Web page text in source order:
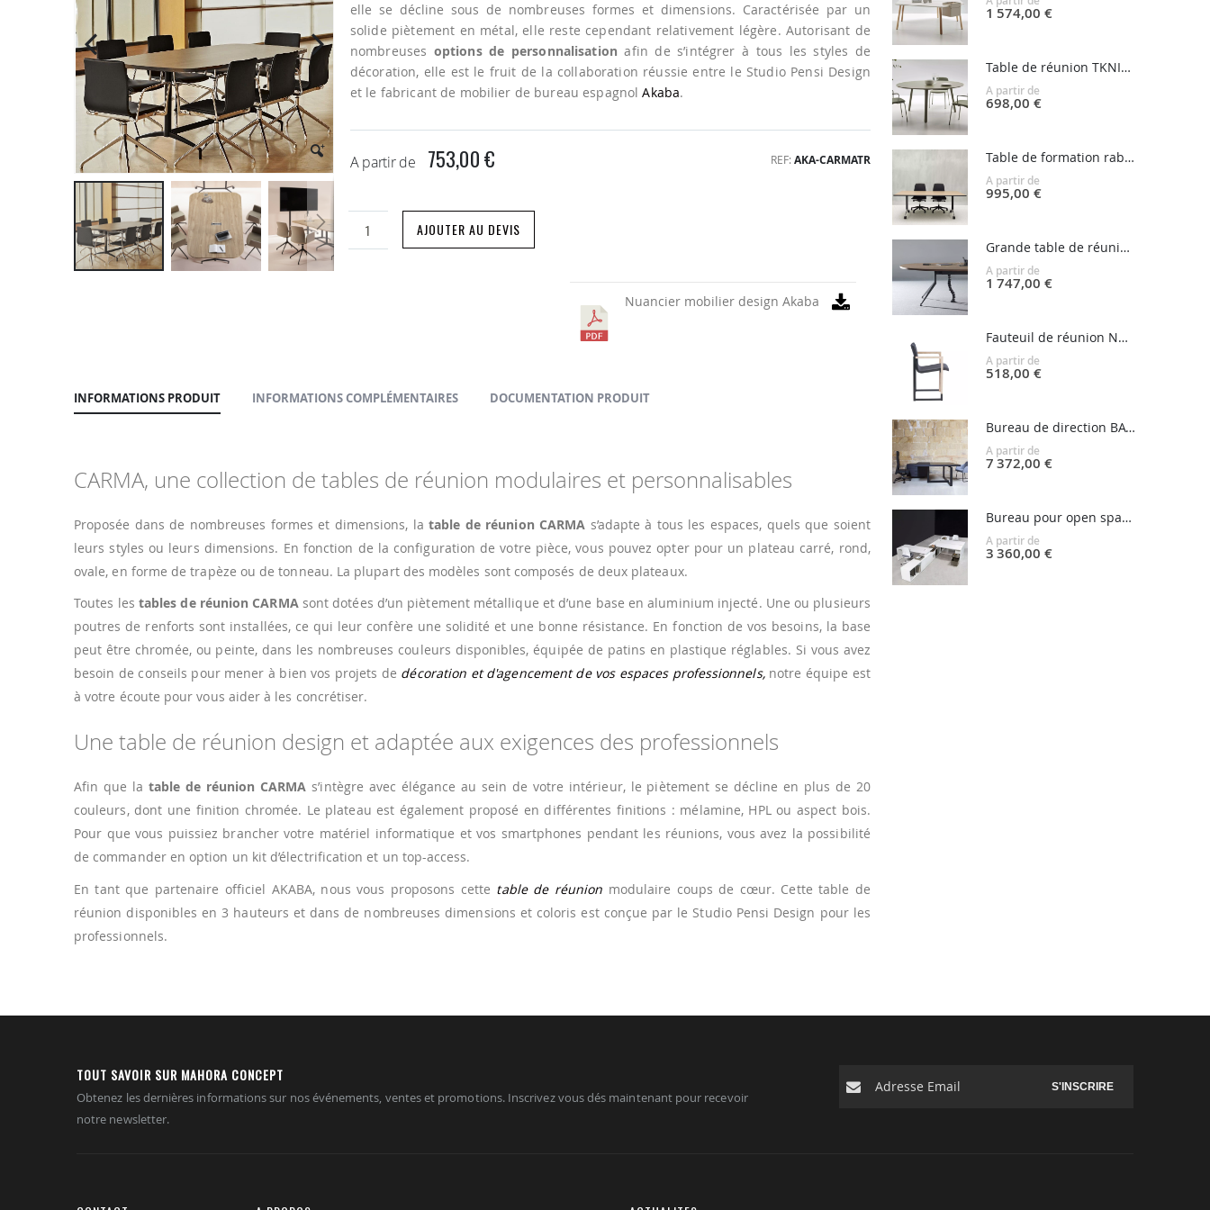
la
galerie
d’images
elle se décline sous de nombreuses formes et dimensions. Caractérisée par un
solide piètement en métal, elle reste cependant relativement légère. Autorisant de
nombreuses options de personnalisation afin de s’intégrer à tous les styles de
décoration, elle est le fruit de la collaboration réussie entre le Studio Pensi Design
et le fabricant de mobilier de bureau espagnolAkaba.
A partir de 753,00 € REF AKA-CARMATR
AJOUTER AU DEVIS
Nuancier mobilier design Akaba
INFORMATIONS PRODUIT
CARMA, une collection de tables de réunion modulaires et personnalisables
Proposée dans de nombreuses formes et dimensions, la table de réunion CARMA s’adapte à tous les espaces, quels que soient
leurs styles ou leurs dimensions. En fonction de la configuration de votre pièce, vous pouvez opter pour un plateau carré, rond,
ovale, en forme de trapèze ou de tonneau. La plupart des modèles sont composés de deux plateaux.
Toutes les tables de réunion CARMAsont dotées d’un piètement métallique et d’une base en aluminium injecté. Une ou plusieurs
poutres de renforts sont installées, ce qui leur confère une solidité et une bonne résistance. En fonction de vos besoins, la base
peut être chromée, ou peinte, dans les nombreuses couleurs disponibles, équipée de patins en plastique réglables. Si vous avez
besoin de conseils pour mener à bien vos projets de décoration et d'agencement de vos espaces professionnels,notre équipe est
à votre écoute pour vous aider à les concrétiser.
Une table de réunion design et adaptée aux exigences des professionnels
Afin que la table de réunion CARMA s’intègre avec élégance au sein de votre intérieur, le piètement se décline en plus de 20
couleurs, dont une finition chromée. Le plateau est également proposé en différentes finitions : mélamine, HPL ou aspect bois.
Pour que vous puissiez brancher votre matériel informatique et vos smartphones pendant les réunions, vous avez la possibilité
de commander en option un kit d’électrification et un top-access.
En tant que partenaire officiel AKABA, nous vous proposons cette table de réunion modulaire coups de cœur. Cette table de
réunion disponibles en 3 hauteurs et dans de nombreuses dimensions et coloris est conçue par le Studio Pensi Design pour les
professionnels.
INFORMATIONS COMPLÉMENTAIRES DOCUMENTATION PRODUIT
1 574,00 €
Table de réunion TKNIKA
A partir de
698,00 €
Table de formation rabattable CARMA
A partir de
995,00 €
Grande table de réunion tonneau USOA
A partir de
1 747,00 €
Fauteuil de réunion NORA
A partir de
518,00 €
Bureau de direction BAT EXECUTIVE
A partir de
7 372,00 €
Bureau pour open space BAT OFFICE
A partir de
3 360,00 €
TOUT SAVOIR SUR MAHORA CONCEPT
Obtenez les dernières informations sur nos événements, ventes et promotions. Inscrivez vous dés maintenant pour recevoir
notre newsletter.
S'INSCRIRE